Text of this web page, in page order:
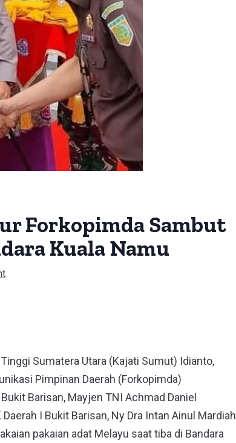
Forkopimda Sambut
Kuala Namu
Sumatera Utara (Kajati Sumut) Idianto,
Pimpinan Daerah (Forkopimda)
Barisan, Mayjen TNI Achmad Daniel
I Bukit Barisan, Ny Dra Intan Ainul Mardiah
pakaian adat Melayu saat tiba di Bandara